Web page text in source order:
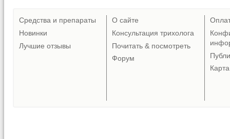
Средства и препараты
Новинки
Лучшие отзывы
О сайте
Консультация трихолога
Почитать & посмотреть
Форум